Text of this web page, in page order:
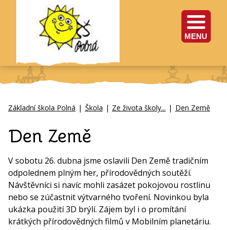
MENU
Základní škola Polná | Škola | Ze života školy... | Den Země
Den Země
V sobotu 26. dubna jsme oslavili Den Země tradičním
odpolednem plným her, přírodovědných soutěží.
Návštěvníci si navíc mohli zasázet pokojovou rostlinu
nebo se zúčastnit výtvarného tvoření. Novinkou byla
ukázka použití 3D brýlí. Zájem byl i o promítání
krátkých přírodovědných filmů v Mobilním planetáriu.